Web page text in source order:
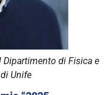
di Fisica e
Unife